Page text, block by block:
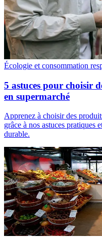
Écologie et consommation
5 astuces pour choisir
en supermarché
Apprenez à choisir des
grâce à nos astuces pratiques
durable.